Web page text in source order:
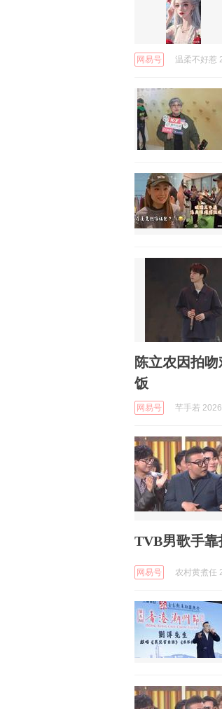
网易号 温柔不好惹
陈立农因拍
饭
网易号 芊手若
TVB男歌手
网易号 农村黄煮任